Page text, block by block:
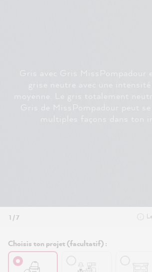
Gris avec Gris MissPompadour
grise neutre avec une
moyenne. Le gris totalement
Gris de MissPompadour peut se
multiples façons dans ton
1 / 7
Choisis ton projet (facultatif) :